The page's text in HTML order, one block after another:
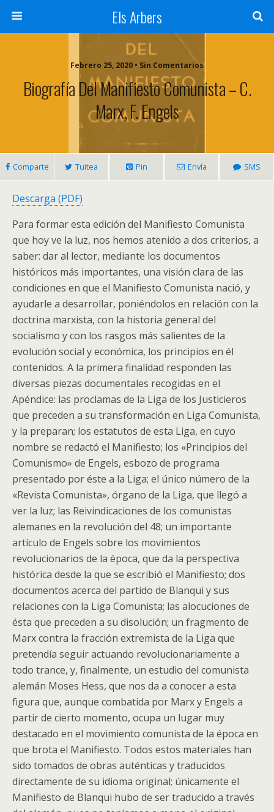
Els Arbers
Febrero 25, 2020 • Sin Comentarios
Biografía Del Manifiesto Comunista – C.
Marx, F. Engels
Comparte Tuitea Pin Envía SMS
Descarga (PDF)
Para formar esta edición del Manifiesto Comunista
que hoy ve la luz, nos hemos atenido a dos criterios, a
saber: dar al lector, mediante los documentos
históricos más importantes, una visión clara de las
condiciones en que el Manifiesto Comunista nació, y
ayudarle a desarrollar, poniéndolos en relación con la
doctrina marxista, con la historia general del
socialismo y con los rasgos más salientes de la
evolución social y económica, los principios en él
contenidos. A la primera finalidad responden las
diversas piezas documentales recogidas en el
Apéndice: las proclamas de la Liga de los Justicieros
que preceden a su transformación en Liga Comunista,
y la preparan; los estatutos de esta Liga, en cuyo
nombre se redactó el Manifiesto; los «Principios del
Comunismo» de Engels, esbozo de programa
presentado por éste a la Liga; el único número de la
«Revista Comunista», órgano de la Liga, que llegó a
ver la luz; las Reivindicaciones de los comunistas
alemanes en la revolución del 48; un importante
artículo de Engels sobre los movimientos
revolucionarios de la época, que da la perspectiva
histórica desde la que se escribió el Manifiesto; dos
documentos acerca del partido de Blanqui y sus
relaciones con la Liga Comunista; las alocuciones de
ésta que preceden a su disolución; un fragmento de
Marx contra la fracción extremista de la Liga que
pretendía seguir actuando revolucionariamente a
todo trance, y, finalmente, un estudio del comunista
alemán Moses Hess, que nos da a conocer a esta
figura que, aunque combatida por Marx y Engels a
partir de cierto momento, ocupa un lugar muy
destacado en el movimiento comunista de la época en
que brota el Manifiesto. Todos estos materiales han
sido tomados de obras auténticas y traducidos
directamente de su idioma original; únicamente el
Manifiesto de Blanqui hubo de ser traducido a través